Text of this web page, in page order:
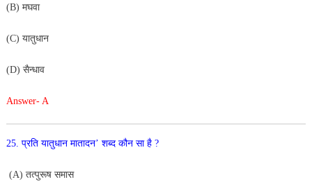
(B) मघवा
(C) यातुधान
(D) सैन्धाव
Answer- A
25. प्रति यातुधान मातादन’ शब्द कौन सा है ?
(A) तत्पुरूष समास